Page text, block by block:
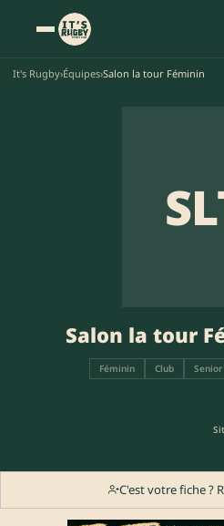
It's Rugby›Équipes›Salon la tour Féminin
Salon la tour
Féminin Club Senior
C'est votre fiche ?